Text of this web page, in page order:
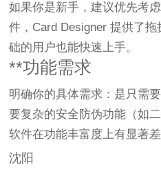
如果你是新手，建议优先考
件，Card Designer 提供了
础的用户也能快速上手。
**功能需求
明确你的具体需求：是只需
要复杂的安全防伪功能（如
软件在功能丰富度上有显著差
沈阳